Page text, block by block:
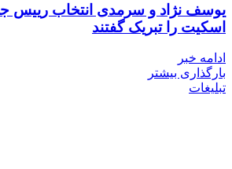
یوسف نژاد و سرمدی انتخاب رییس
اسکیت را تبریک گفتند
ادامه خبر
بارگذاری بیشتر
تبلیغات